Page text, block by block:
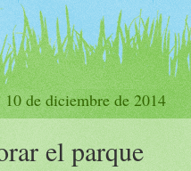
de diciembre de 2014
el parque